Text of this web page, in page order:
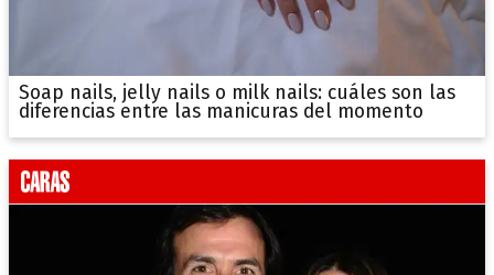
Soap nails, jelly nails o milk nails: cuáles son las
diferencias entre las manicuras del momento